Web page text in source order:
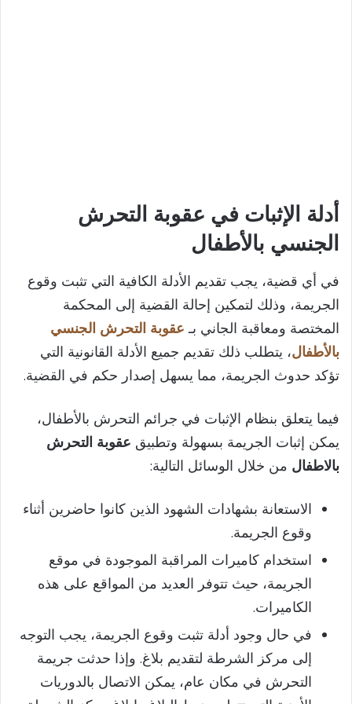
أدلة الإثبات في عقوبة التحرش
الجنسي بالأطفال
في أي قضية، يجب تقديم الأدلة الكافية التي تثبت وقوع
الجريمة، وذلك لتمكين إحالة القضية إلى المحكمة
المختصة ومعاقبة الجاني بـ عقوبة التحرش الجنسي
بالأطفال، يتطلب ذلك تقديم جميع الأدلة القانونية التي
تؤكد حدوث الجريمة، مما يسهل إصدار حكم في القضية.
فيما يتعلق بنظام الإثبات في جرائم التحرش بالأطفال،
يمكن إثبات الجريمة بسهولة وتطبيق عقوبة التحرش
بالاطفال من خلال الوسائل التالية:
الاستعانة بشهادات الشهود الذين كانوا حاضرين أثناء
وقوع الجريمة.
استخدام كاميرات المراقبة الموجودة في موقع
الجريمة، حيث تتوفر العديد من المواقع على هذه
الكاميرات.
في حال وجود أدلة تثبت وقوع الجريمة، يجب التوجه
إلى مركز الشرطة لتقديم بلاغ. وإذا حدثت جريمة
التحرش في مكان عام، يمكن الاتصال بالدوريات